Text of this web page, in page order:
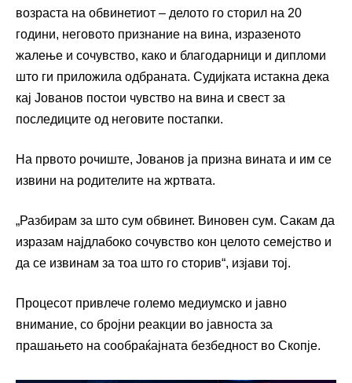
возраста на обвинетиот – делото го сторил на 20
години, неговото признание на вина, изразеното
жалење и сочувство, како и благодарници и дипломи
што ги приложила одбраната. Судијката истакна дека
кај Јованов постои чувство на вина и свест за
последиците од неговите постапки.
На првото рочиште, Јованов ја призна вината и им се
извини на родителите на жртвата.
„Разбирам за што сум обвинет. Виновен сум. Сакам да
изразам најдлабоко сочувство кон целото семејство и
да се извинам за тоа што го сторив“, изјави тој.
Процесот привлече големо медиумско и јавно
внимание, со бројни реакции во јавноста за
прашањето на сообраќајната безбедност во Скопје.